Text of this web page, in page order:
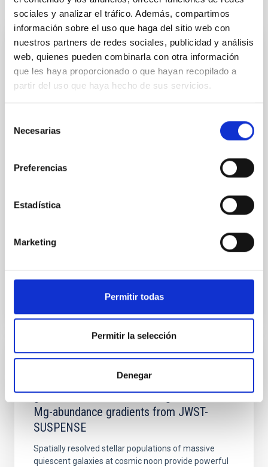
sociales y analizar el tráfico. Además, compartimos
información sobre el uso que haga del sitio web con
nuestros partners de redes sociales, publicidad y análisis
web, quienes pueden combinarla con otra información
que les haya proporcionado o que hayan recopilado a
partir del uso que haya hecho de sus servicios.
Necesarias
Preferencias
Estadística
Marketing
Permitir todas
Permitir la selección
Denegar
Te puede interesar
CON ÁRBITRO
Magnetic Field Alignment with Dense
Cores in the Transition between Cloud and
Core Scales
In a magnetically dominated model of star formation,
we expect to see alignments between the magnetic
cloud-scale magnetic field. A. Pandhi et al. showed
instead, however, that the orientation of cores and
with respect to the larger-scale magnetic
Fecha de publicación:
BIBCODE 2026APJ..1003...83Y
CON ÁRBITRO
Clues to inside-out quenching in quiescent
galaxies at 1.2 ≲ z ≲ 2.2: Age, Fe-, and
Mg-abundance gradients from JWST-
SUSPENSE
Spatially resolved stellar populations of massive
quiescent galaxies at cosmic noon provide powerful